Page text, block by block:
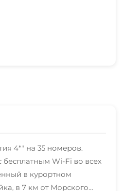
4*" на 35 номеров.
Wi-Fi во всех
в курортном
в 7 км от Морского